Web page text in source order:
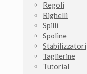
Regoli
Righelli
Spilli
Spoline
Taglierine
Tutorial